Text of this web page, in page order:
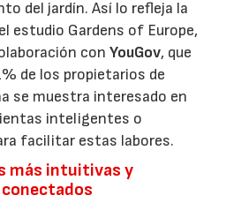
del jardín. Así lo refleja la
estudio Gardens of Europe,
conYouGov, que
de los propietarios de
se muestra interesado en
inteligentes o
facilitar estas labores.
más intuitivas y